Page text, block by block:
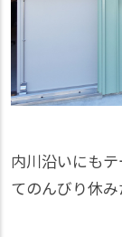
内川沿いにも
てのんびり休